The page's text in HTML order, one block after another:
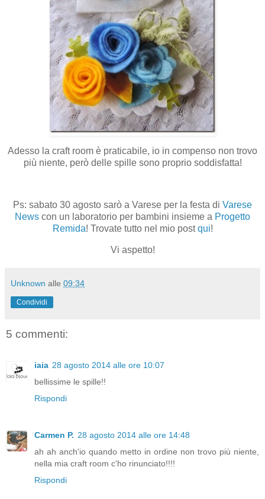
Adesso la craft room è praticabile, io in compenso non trovo
più niente, però delle spille sono proprio soddisfatta!
Ps: sabato 30 agosto sarò a Varese per la festa di Varese
News con un laboratorio per bambini insieme a Progetto
Remida! Trovate tutto nel mio postqui!
Vi aspetto!
Unknown alle 09:34
Condividi
5 commenti:
iaia 28 agosto 2014 alle ore 10:07
bellissime le spille!!
Rispondi
Carmen P. 28 agosto 2014 alle ore 14:48
ah ah anch'io quando metto in ordine non trovo più niente,
nella mia craft room c'ho rinunciato!!!!
Rispondi